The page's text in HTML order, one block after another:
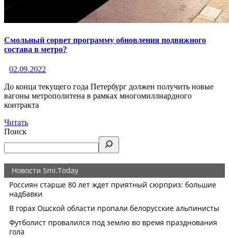
Смольный сорвет программу обновления подвижного
состава в метро?
02.09.2022
До конца текущего года Петербург должен получить новые
вагоны метрополитена в рамках многомиллиардного
контракта
Читать
Поиск